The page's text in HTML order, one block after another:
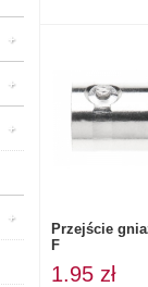
Przejście
F
1.95 zł